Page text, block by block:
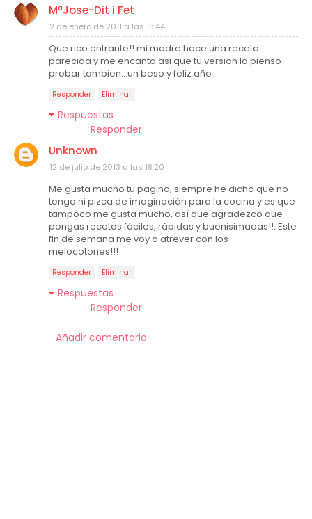
MªJose-Dit i Fet
2 de enero de 2011 a las 18:44
Que rico entrante!! mi madre hace una receta
parecida y me encanta asi que tu version la pienso
probar tambien...un beso y feliz año
Responder Eliminar
Respuestas
Responder
Unknown
12 de julio de 2013 a las 18:20
Me gusta mucho tu pagina, siempre he dicho que no
tengo ni pizca de imaginación para la cocina y es que
tampoco me gusta mucho, así que agradezco que
pongas recetas fáciles, rápidas y buenisimaaas!!. Este
fin de semana me voy a atrever con los
melocotones!!!
Responder Eliminar
Respuestas
Responder
Añadir comentario